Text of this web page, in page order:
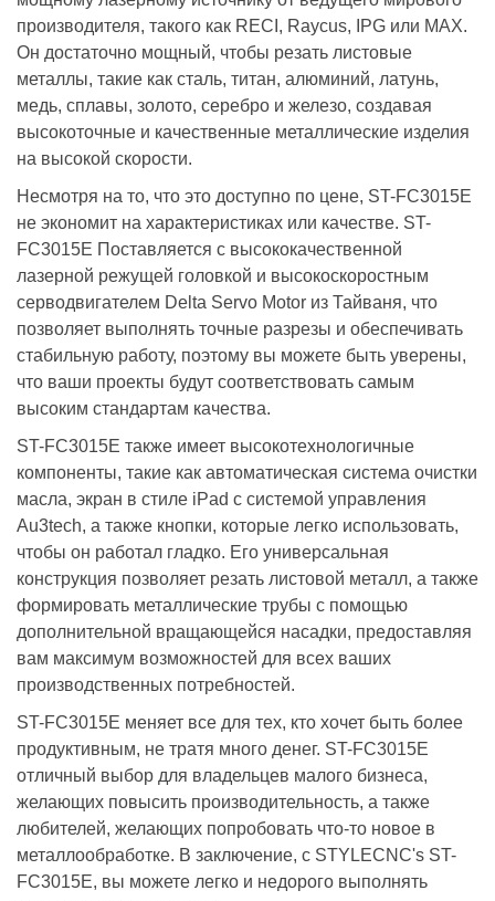
производителя, такого как RECI, Raycus, IPG или MAX.
Он достаточно мощный, чтобы резать листовые
металлы, такие как сталь, титан, алюминий, латунь,
медь, сплавы, золото, серебро и железо, создавая
высокоточные и качественные металлические изделия
на высокой скорости.
Несмотря на то, что это доступно по цене, ST-FC3015E
не экономит на характеристиках или качестве. ST-
FC3015E Поставляется с высококачественной
лазерной режущей головкой и высокоскоростным
серводвигателем Delta Servo Motor из Тайваня, что
позволяет выполнять точные разрезы и обеспечивать
стабильную работу, поэтому вы можете быть уверены,
что ваши проекты будут соответствовать самым
высоким стандартам качества.
ST-FC3015E также имеет высокотехнологичные
компоненты, такие как автоматическая система очистки
масла, экран в стиле iPad с системой управления
Au3tech, а также кнопки, которые легко использовать,
чтобы он работал гладко. Его универсальная
конструкция позволяет резать листовой металл, а также
формировать металлические трубы с помощью
дополнительной вращающейся насадки, предоставляя
вам максимум возможностей для всех ваших
производственных потребностей.
ST-FC3015E меняет все для тех, кто хочет быть более
продуктивным, не тратя много денег. ST-FC3015E
отличный выбор для владельцев малого бизнеса,
желающих повысить производительность, а также
любителей, желающих попробовать что-то новое в
металлообработке. В заключение, с STYLECNC's ST-
FC3015E, вы можете легко и недорого выполнять